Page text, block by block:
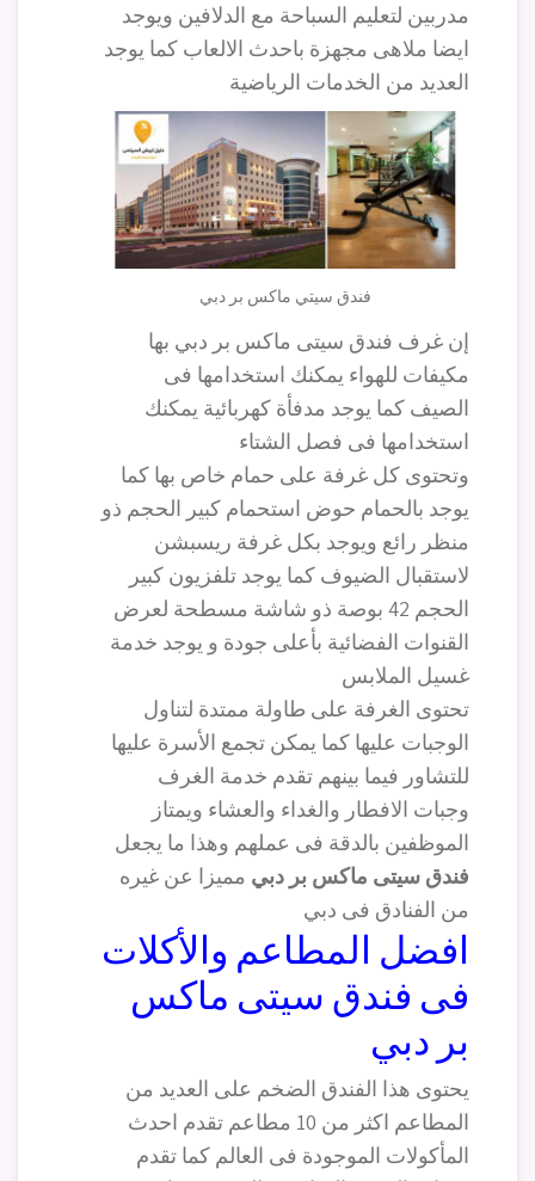
مدربين لتعليم السباحة مع الدلافين ويوجد
ايضا ملاهى مجهزة باحدث الالعاب كما يوجد
العديد من الخدمات الرياضية
فندق سيتي ماكس بر دبي
إن غرف فندق سيتى ماكس بر دبي بها
مكيفات للهواء يمكنك استخدامها فى
الصيف كما يوجد مدفأة كهربائية يمكنك
استخدامها فى فصل الشتاء
وتحتوى كل غرفة على حمام خاص بها كما
يوجد بالحمام حوض استحمام كبير الحجم ذو
منظر رائع ويوجد بكل غرفة ريسبشن
لاستقبال الضيوف كما يوجد تلفزيون كبير
الحجم 42 بوصة ذو شاشة مسطحة لعرض
القنوات الفضائية بأعلى جودة و يوجد خدمة
غسيل الملابس
تحتوى الغرفة على طاولة ممتدة لتناول
الوجبات عليها كما يمكن تجمع الأسرة عليها
للتشاور فيما بينهم تقدم خدمة الغرف
وجبات الافطار والغداء والعشاء ويمتاز
الموظفين بالدقة فى عملهم وهذا ما يجعل
فندق سيتى ماكس بر دبي مميزا عن غيره
من الفنادق فى دبي
افضل المطاعم والأكلات
فى فندق سيتى ماكس
بر دبي
يحتوى هذا الفندق الضخم على العديد من
المطاعم اكثر من 10 مطاعم تقدم احدث
المأكولات الموجودة فى العالم كما تقدم